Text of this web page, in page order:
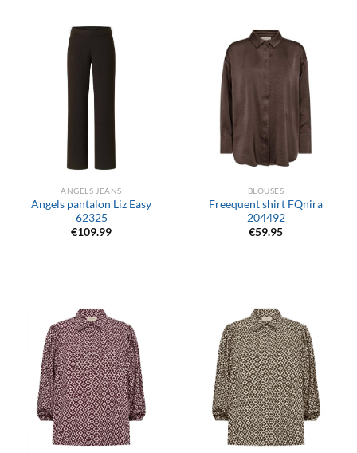
ANGELS JEANS
Angels pantalon Liz Easy
62325
€109.99
BLOUSES
Freequent shirt FQnira
204492
€59.95